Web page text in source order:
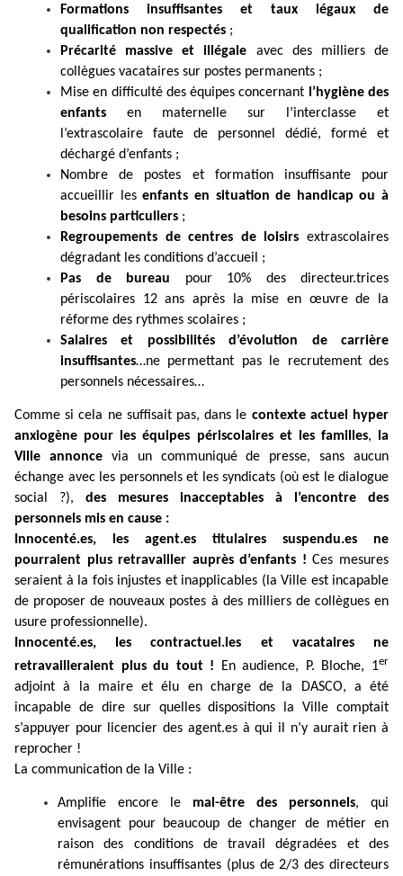
Formations insuffisantes et taux légaux de
qualification non respectés ;
Précarité massive et illégale avec des milliers de
collègues vacataires sur postes permanents ;
Mise en difficulté des équipes concernant
l’hygiène des
enfants en maternelle sur l’interclasse et
l’extrascolaire faute de personnel dédié, formé et
déchargé d’enfants ;
Nombre de postes et formation insuffisante pour
accueillir lesenfants en situation de handicap ou à
besoins particuliers ;
Regroupements de centres de loisirs extrascolaires
dégradant les conditions d’accueil ;
Pas de bureau pour 10% des directeur.trices
périscolaires 12 ans après la mise en œuvre de la
réforme des rythmes scolaires ;
Salaires et possibilités d’évolution de carrière
insuffisantes…ne permettant pas le recrutement des
personnels nécessaires…
Comme si cela ne suffisait pas, dans le contexte actuel hyper
anxiogène pour les équipes périscolaires et les familles,
la
Ville annoncevia un communiqué de presse, sans aucun
échange avec les personnels et les syndicats (où est le dialogue
social ?), des mesures inacceptables à l’encontre des
personnels mis en cause :
Innocenté.es, les agent.es titulaires suspendu.es ne
pourraient plus retravailler auprès d’enfants !Ces mesures
seraient à la fois injustes et inapplicables (la Ville est incapable
de proposer de nouveaux postes à des milliers de collègues en
usure professionnelle).
Innocenté.es, les contractuel.les et vacataires
ne
retravailleraient plus du tout !
En audience, P. Bloche, 1er
adjoint à la maire et élu en charge de la DASCO, a été
incapable de dire sur quelles dispositions la Ville comptait
s’appuyer pour licencier des agent.es à qui il n’y aurait rien à
reprocher !
La communication de la Ville :
Amplifie encore le mal-être des personnels, qui
envisagent pour beaucoup de changer de métier en
raison des conditions de travail dégradées et des
rémunérations insuffisantes (plus de 2/3 des directeurs